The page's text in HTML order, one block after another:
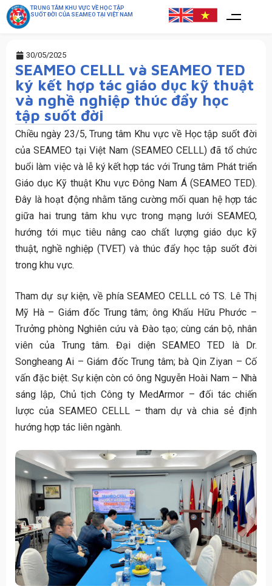
TRUNG TÂM KHU VỰC VỀ HỌC TẬP
SUỐT ĐỜI CỦA SEAMEO TẠI VIỆT NAM
30/05/2025
SEAMEO CELLL và SEAMEO TED
ký kết hợp tác giáo dục kỹ thuật
và nghề nghiệp thúc đẩy học
tập suốt đời
Chiều ngày 23/5, Trung tâm Khu vực về Học tập suốt đời
của SEAMEO tại Việt Nam (SEAMEO CELLL) đã tổ chức
buổi làm việc và lễ ký kết hợp tác với Trung tâm Phát triển
Giáo dục Kỹ thuật Khu vực Đông Nam Á (SEAMEO TED).
Đây là hoạt động nhằm tăng cường mối quan hệ hợp tác
giữa hai trung tâm khu vực trong mạng lưới SEAMEO,
hướng tới mục tiêu nâng cao chất lượng giáo dục kỹ
thuật, nghề nghiệp (TVET) và thúc đẩy học tập suốt đời
trong khu vực.
Tham dự sự kiện, về phía SEAMEO CELLL có TS. Lê Thị
Mỹ Hà – Giám đốc Trung tâm; ông Khấu Hữu Phước –
Trưởng phòng Nghiên cứu và Đào tạo; cùng cán bộ, nhân
viên của Trung tâm. Đại diện SEAMEO TED là Dr.
Songheang Ai – Giám đốc Trung tâm; bà Qin Ziyan – Cố
vấn đặc biệt. Sự kiện còn có ông Nguyễn Hoài Nam – Nhà
sáng lập, Chủ tịch Công ty MedArmor – đối tác chiến
lược của SEAMEO CELLL – tham dự và chia sẻ định
hướng hợp tác liên ngành.